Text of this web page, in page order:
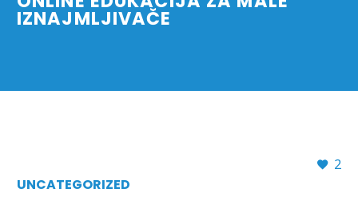
IZNAJMLJIVAČE
2
UNCATEGORIZED